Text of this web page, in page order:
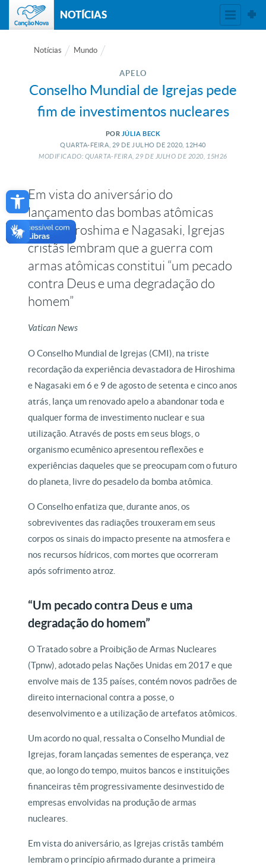
Open toolbar
NOTÍCIAS
Notícias Mundo
APELO
Conselho Mundial de Igrejas pede
fim de investimentos nucleares
POR JÚLIA BECK
QUARTA-FEIRA, 29 DE JULHO DE 2020, 12H40
MODIFICADO: QUARTA-FEIRA, 29DE JULHO DE 2020, 15H26
Em vista do aniversário do
lançamento das bombas atômicas
sobre Hiroshima e Nagasaki, Igrejas
cristãs lembram que a guerra com
armas atômicas constitui “um pecado
contra Deus e uma degradação do
homem”
Vatican News
O Conselho Mundial de Igrejas (CMI), na triste
recordação da experiência devastadora de Hiroshima
e Nagasaki em 6 e 9 de agosto de setenta e cinco anos
atrás, lança um renovado apelo a abandonar toda e
qualquer forma de investimento nuclear e sua
utilização. Através de posts em seus blogs, o
organismo ecumênico apresentou reflexões e
experiências daqueles que se preocupam com o futuro
do planeta, livre do pesadelo da bomba atômica.
O Conselho enfatiza que, durante anos, os
sobreviventes das radiações trouxeram em seus
corpos os sinais do impacto presente na atmosfera e
nos recursos hídricos, com mortes que ocorreram
após sofrimento atroz.
“Um pecado contra Deus e uma
degradação do homem”
O Tratado sobre a Proibição de Armas Nucleares
(Tpnw), adotado pelas Nações Unidas em 2017 e que
envolve mais de 135 países, contém novos padrões de
direito internacional contra a posse, o
desenvolvimento e a utilização de artefatos atômicos.
Um acordo no qual, ressalta o Conselho Mundial de
Igrejas, foram lançadas sementes de esperança, vez
que, ao longo do tempo, muitos bancos e instituições
financeiras têm progressivamente desinvestido de
empresas envolvidas na produção de armas
nucleares.
Em vista do aniversário, as Igrejas cristãs também
lembram o princípio afirmado durante a primeira